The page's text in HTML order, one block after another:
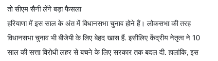
तो सीएम सैनी लेंगे बड़ा फैसला
हरियाणा में इस साल के अंत में विधानसभा चुनाव होने हैं। लोकसभा की तरह
विधानसभा चुनाव भी बीजेपी के लिए बेहद खास हैं. इसीलिए केंद्रीय नेतृत्व ने 10
साल की सत्ता विरोधी लहर से बचने के लिए सरकार तक बदल दी. हालांकि, इस